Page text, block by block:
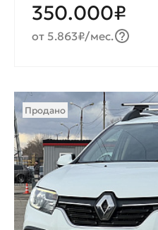
350.000₽
от 5.863₽/мес.
Продано